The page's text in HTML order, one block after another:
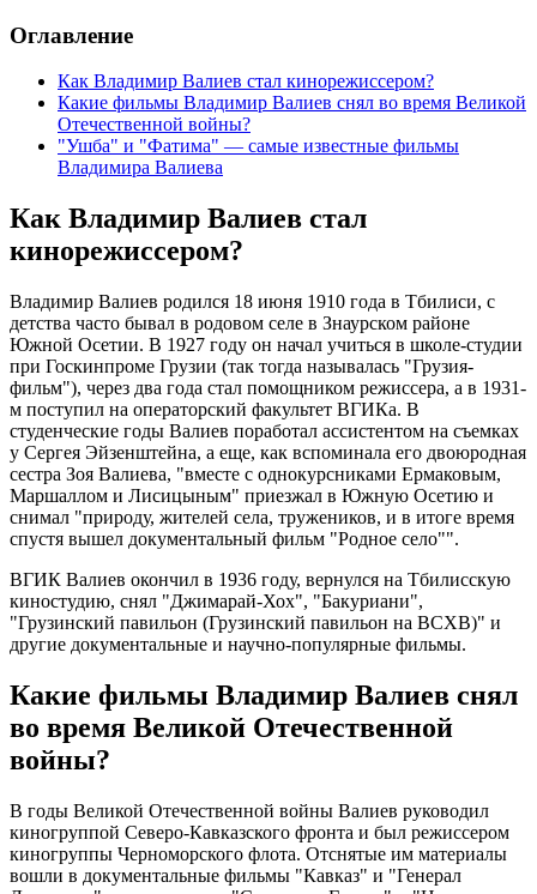
Оглавление
Как Владимир Валиев стал кинорежиссером?
Какие фильмы Владимир Валиев снял во время Великой
Отечественной войны?
"Ушба" и "Фатима" — самые известные фильмы
Владимира Валиева
Как Владимир Валиев стал
кинорежиссером?
Владимир Валиев родился 18 июня 1910 года в Тбилиси, с
детства часто бывал в родовом селе в Знаурском районе
Южной Осетии. В 1927 году он начал учиться в школе-студии
при Госкинпроме Грузии (так тогда называлась "Грузия-
фильм"), через два года стал помощником режиссера, а в 1931-
м поступил на операторский факультет ВГИКа. В
студенческие годы Валиев поработал ассистентом на съемках
у Сергея Эйзенштейна, а еще, как вспоминала его двоюродная
сестра Зоя Валиева, "вместе с однокурсниками Ермаковым,
Маршаллом и Лисицыным" приезжал в Южную Осетию и
снимал "природу, жителей села, тружеников, и в итоге время
спустя вышел документальный фильм "Родное село"".
ВГИК Валиев окончил в 1936 году, вернулся на Тбилисскую
киностудию, снял "Джимарай-Хох", "Бакуриани",
"Грузинский павильон (Грузинский павильон на ВСХВ)" и
другие документальные и научно-популярные фильмы.
Какие фильмы Владимир Валиев снял
во время Великой Отечественной
войны?
В годы Великой Отечественной войны Валиев руководил
киногруппой Северо-Кавказского фронта и был режиссером
киногруппы Черноморского флота. Отснятые им материалы
вошли в документальные фильмы "Кавказ" и "Генерал